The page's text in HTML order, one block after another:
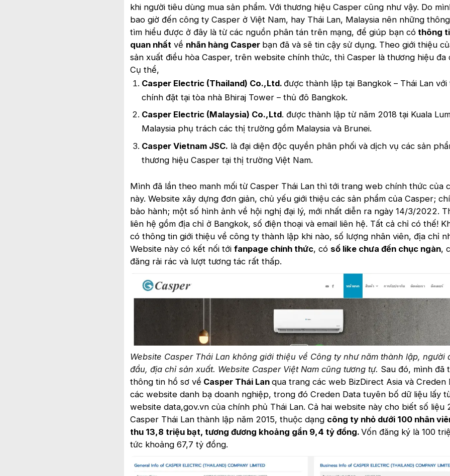
khi người tiêu dùng mua sản phẩm. Với thương hiệu Casper cũng như vậy. Do
bao giờ đến công ty Casper ở Việt Nam, hay Thái Lan, Malaysia nên những
tìm hiểu được ở đây là từ các nguồn phân tán trên mạng, để giúp bạn có thông
quan nhất về nhãn hàng Casper bạn đã và sẽ tin cậy sử dụng. Theo giới thiệu
sản xuất điều hòa Casper, trên website chính thức, thì Casper là thương hiệu đa
Cụ thể,
Casper Electric (Thailand) Co.,Ltd.được thành lập tại Bangkok – Thái Lan
chính đặt tại tòa nhà Bhiraj Tower – thủ đô Bangkok.
Casper Electric (Malaysia) Co.,Ltd. được thành lập từ năm 2018 tại Kuala
Malaysia phụ trách các thị trường gồm Malaysia và Brunei.
Casper Vietnam JSC. là đại diện độc quyền phân phối và dịch vụ các sản
thương hiệu Casper tại thị trường Việt Nam.
Mình đã lần theo manh mối từ Casper Thái Lan thì tới trang web chính thức của
này. Website xây dựng đơn giản, chủ yếu giới thiệu các sản phẩm của Casper;
bảo hành; một số hình ảnh về hội nghị đại lý, mới nhất diễn ra ngày 14/3/2022.
liên hệ gồm địa chỉ ở Bangkok, số điện thoại và email liên hệ. Tất cả chỉ có thế!
có thông tin giới thiệu về công ty thành lập khi nào, số lượng nhân viên, địa chỉ
Website này có kết nối tới fanpage chính thức, có số like chưa đến chục ngàn,
đăng rải rác và lượt tương tác rất thấp.
Website Casper Thái Lan không giới thiệu về Công ty như năm thành lập, người
đầu, địa chỉ sản xuất. Website Casper Việt Nam cũng tương tự. Sau đó, mình đã
thông tin hồ sơ về Casper Thái Lan qua trang các web BizDirect Asia và Creden
các website danh bạ doanh nghiệp, trong đó Creden Data tuyên bố dữ liệu lấy
website data,gov.vn của chính phủ Thái Lan. Cả hai website này cho biết số liệu
Casper Thái Lan thành lập năm 2015, thuộc dạng công ty nhỏ dưới 100 nhân
thu 13,8 triệu bạt, tương đương khoảng gần 9,4 tỷ đồng. Vốn đăng ký là 100
tức khoảng 67,7 tỷ đồng.